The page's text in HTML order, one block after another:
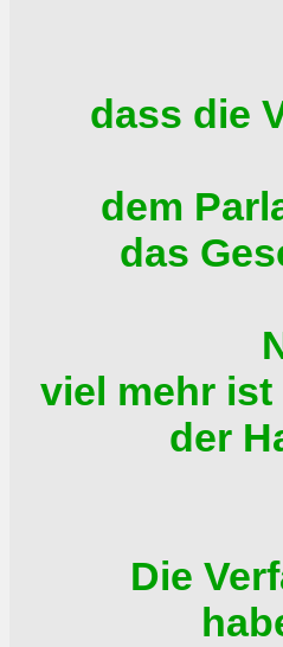
dass die
dem
das
viel mehr
der
Die